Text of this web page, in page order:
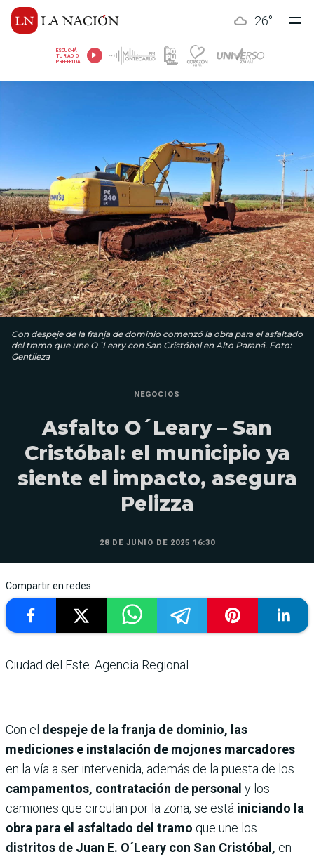
26°
ESCUCHÁ
TU RADIO
PREFERIDA
Con despeje de la franja de dominio comenzó la obra para el asfaltado
del tramo que une O´Leary con San Cristóbal en Alto Paraná. Foto:
Gentileza
NEGOCIOS
Asfalto O´Leary – San
Cristóbal: el municipio ya
siente el impacto, asegura
Pelizza
28 DE JUNIO DE 2025 16:30
Compartir en redes
Ciudad del Este. Agencia Regional.
Con el despeje de la franja de dominio, las
mediciones e instalación de mojones marcadores
en la vía a ser intervenida, además de la puesta de los
campamentos, contratación de personal y los
camiones que circulan por la zona, se está iniciando la
obra para el asfaltado del tramo que une los
distritos de Juan E. O´Leary con San Cristóbal, en